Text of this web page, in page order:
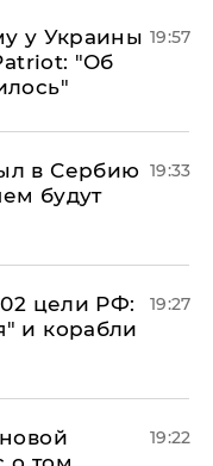
у Украины
"Об
19:57
в Сербию
будут
19:33
цели РФ:
и корабли
19:27
19:22